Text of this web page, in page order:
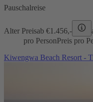
Pauschalreise
Alter Preisab €1.456,-
pro PersonPreis pro
Kiwengwa Beach Resort -